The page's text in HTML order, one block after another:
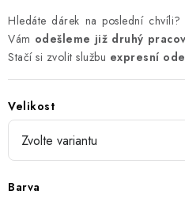
Hledáte dárek na poslední
Vám odešleme již druhý
Stačí si zvolit službu expresní
Velikost
Barva